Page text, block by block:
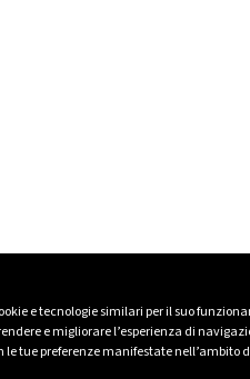
e tecnologie similari per il suo
e migliorare l’esperienza di
tue preferenze manifestate nell’ambito